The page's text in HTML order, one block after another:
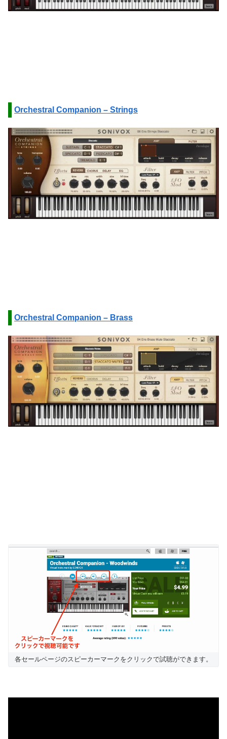
Orchestral Companion – Strings
Orchestral Companion – Brass
各セールページのスピーカーマークをクリックで試聴ができます。